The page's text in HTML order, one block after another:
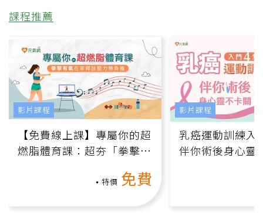
課程推薦
【免費線上課】專屬你的超
燃脂體育課：超夯「拳擊有
特價 免費
影片課程
乳癌運動訓練入
伴你術後身心靈
影片課程